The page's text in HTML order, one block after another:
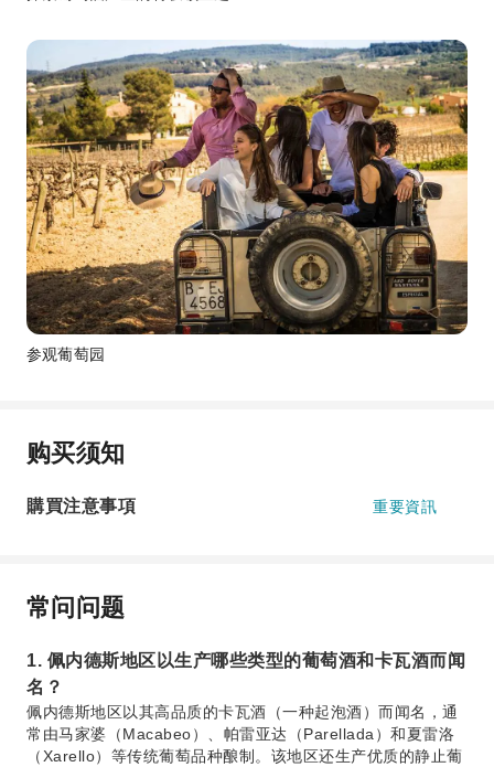
参观葡萄园
购买须知
購買注意事項 重要資訊
常问问题
1. 佩内德斯地区以生产哪些类型的葡萄酒和卡瓦酒而闻
名？
佩内德斯地区以其高品质的卡瓦酒（一种起泡酒）而闻名，通
常由马家婆（Macabeo）、帕雷亚达（Parellada）和夏雷洛
（Xarello）等传统葡萄品种酿制。该地区还生产优质的静止葡